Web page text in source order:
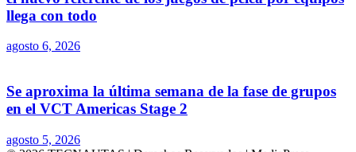
llega con todo
agosto 6, 2026
Se aproxima la última semana de la fase de grupos
en el VCT Americas Stage 2
agosto 5, 2026